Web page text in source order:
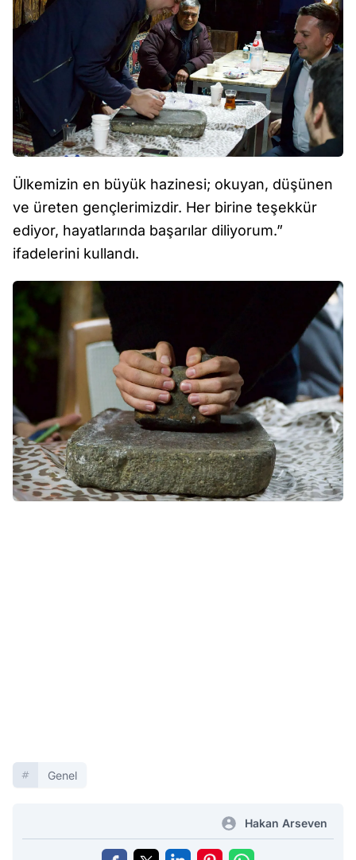
Ülkemizin en büyük hazinesi; okuyan, düşünen
ve üreten gençlerimizdir. Her birine teşekkür
ediyor, hayatlarında başarılar diliyorum.”
ifadelerini kullandı.
Genel
Hakan Arseven